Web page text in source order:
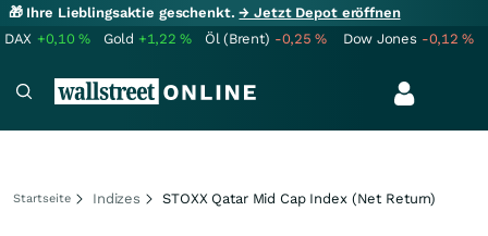
🎁 Ihre Lieblingsaktie geschenkt.→ Jetzt Depot eröffnen
DAX +0,10% Gold +1,22% Öl (Brent) -0,25% Dow Jones -0,12%
Startseite Indizes STOXX Qatar Mid Cap Index (Net Return)